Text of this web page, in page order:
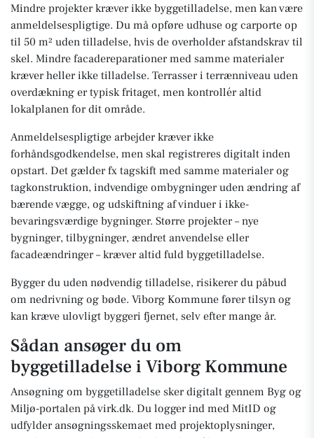
Mindre projekter kræver ikke byggetilladelse, men kan være
anmeldelsespligtige. Du må opføre udhuse og carporte op
til 50 m² uden tilladelse, hvis de overholder afstandskrav til
skel. Mindre facadereparationer med samme materialer
kræver heller ikke tilladelse. Terrasser i terrænniveau uden
overdækning er typisk fritaget, men kontrollér altid
lokalplanen for dit område.
Anmeldelsespligtige arbejder kræver ikke
forhåndsgodkendelse, men skal registreres digitalt inden
opstart. Det gælder fx tagskift med samme materialer og
tagkonstruktion, indvendige ombygninger uden ændring af
bærende vægge, og udskiftning af vinduer i ikke-
bevaringsværdige bygninger. Større projekter – nye
bygninger, tilbygninger, ændret anvendelse eller
facadeændringer – kræver altid fuld byggetilladelse.
Bygger du uden nødvendig tilladelse, risikerer du påbud
om nedrivning og bøde. Viborg Kommune fører tilsyn og
kan kræve ulovligt byggeri fjernet, selv efter mange år.
Sådan ansøger du om
byggetilladelse i Viborg Kommune
Ansøgning om byggetilladelse sker digitalt gennem Byg og
Miljø-portalen på virk.dk. Du logger ind med MitID og
udfylder ansøgningsskemaet med projektoplysninger,